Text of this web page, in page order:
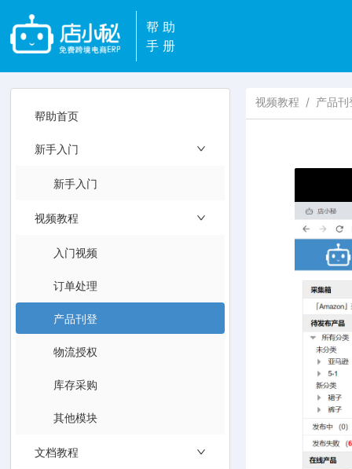
帮助
手册
帮助首页
新手入门
新手入门
视频教程
入门视频
订单处理
产品刊登
物流授权
库存采购
其他模块
文档教程
视频教程 / 产品刊